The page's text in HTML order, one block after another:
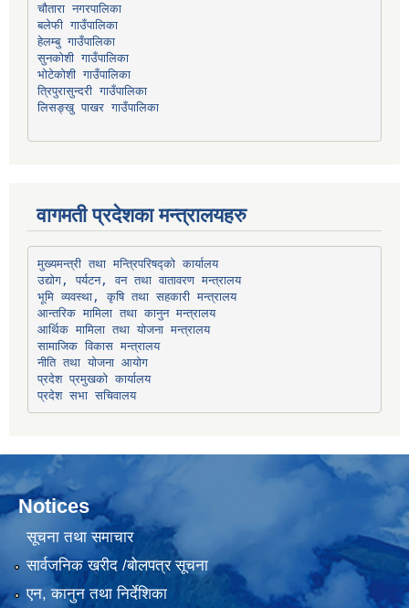
चौतारा नगरपालिका
बलेफी गाउँपालिका
हेलम्बु गाउँपालिका
सुनकोशी गाउँपालिका
भोटेकोशी गाउँपालिका
त्रिपुरासुन्दरी गाउँपालिका
लिसङ्खु पाखर गाउँपालिका
वागमती प्रदेशका मन्त्रालयहरु
मुख्यमन्त्री तथा मन्त्रिपरिषद्को कार्यालय
उद्योग, पर्यटन, वन तथा वातावरण मन्त्रालय
भूमि व्यवस्था, कृषि तथा सहकारी मन्त्रालय
आन्तरिक मामिला तथा कानुन मन्त्रालय
आर्थिक मामिला तथा योजना मन्त्रालय
सामाजिक विकास मन्त्रालय
नीति तथा योजना आयोग
प्रदेश प्रमुखको कार्यालय
प्रदेश सभा सचिवालय
Notices
सूचना तथा समाचार
सार्वजनिक खरीद /बोलपत्र सूचना
एन, कानुन तथा निर्देशिका